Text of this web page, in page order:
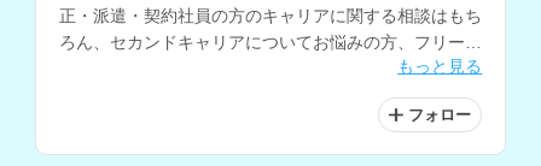
正・派遣・契約社員の方のキャリアに関する相談はもち
ろん、セカンドキャリアについてお悩みの方、フリータ
ー・ニートの方の相談、及び職場におけるメンタルヘル
もっと見る
フォロー